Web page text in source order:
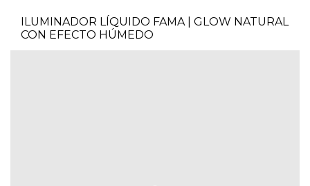
ILUMINADOR LÍQUIDO FAMA | GLOW NATURAL
CON EFECTO HÚMEDO